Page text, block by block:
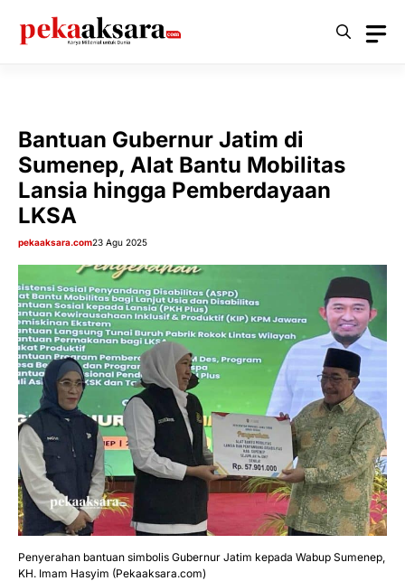
Bantuan Gubernur Jatim di
Sumenep, Alat Bantu Mobilitas
Lansia hingga Pemberdayaan
LKSA
pekaaksara.com23 Agu 2025
Penyerahan bantuan simbolis Gubernur Jatim kepada Wabup Sumenep,
KH. Imam Hasyim (Pekaaksara.com)